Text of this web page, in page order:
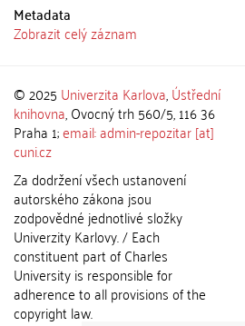
Metadata
Zobrazit celý záznam
© 2025 Univerzita Karlova,Ústřední
knihovna, Ovocný trh 560/5, 116 36
Praha 1;email: admin-repozitar [at]
cuni.cz
Za dodržení všech ustanovení
autorského zákona jsou
zodpovědné jednotlivé složky
Univerzity Karlovy. / Each
constituent part of Charles
University is responsible for
adherence to all provisions of the
copyright law.